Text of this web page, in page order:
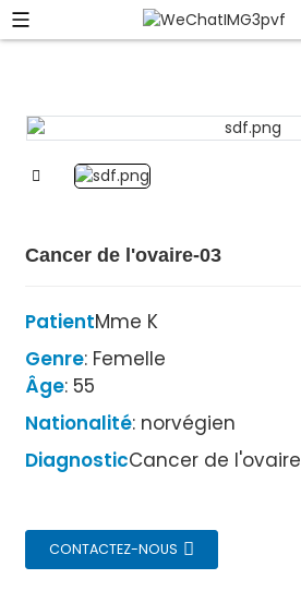
Cancer de l'ovaire-03
PatientMme K
Genre: Femelle
Âge: 55
Nationalité: norvégien
DiagnosticCancer de l'ovaire
CONTACTEZ-NOUS